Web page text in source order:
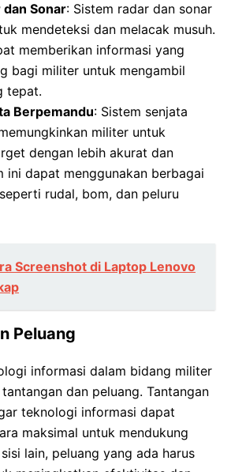
dan Sonar: Sistem radar dan sonar
mendeteksi dan melacak musuh.
memberikan informasi yang
bagi militer untuk mengambil
tepat.
Berpemandu: Sistem senjata
militer untuk
dengan lebih akurat dan
ini dapat menggunakan berbagai
rudal, bom, dan peluru
Screenshot di Laptop Lenovo
Peluang
informasi dalam bidang militer
dan peluang. Tantangan
teknologi informasi dapat
maksimal untuk mendukung
lain, peluang yang ada harus